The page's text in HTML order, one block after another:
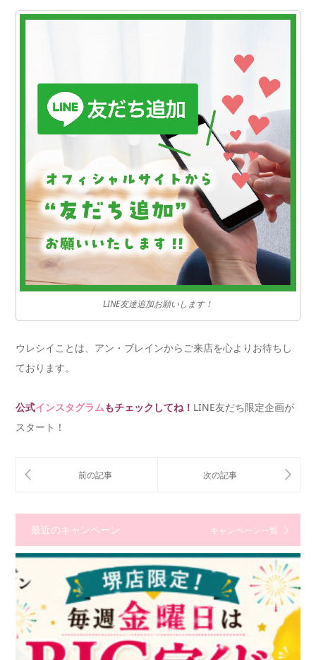
LINE友達追加お願いします！
ウレシイことは、アン・ブレインからご来店を心よりお待ちし
ております。
公式インスタグラムもチェックしてね！ LINE友だち限定企画が
スタート！
最近のキャンペーン キャンペーン一覧